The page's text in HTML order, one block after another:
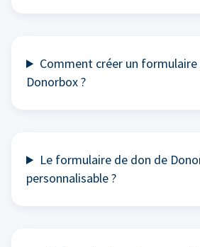
Comment créer un formulaire
Donorbox ?
Le formulaire de don de
personnalisable ?